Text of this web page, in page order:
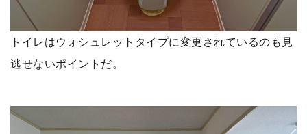
トイレはウォシュレットタイプに変更されているのも見
逃せないポイントだ。